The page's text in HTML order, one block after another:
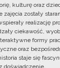
kulturę oraz
zajęcia zostały
realizację
ciekawość,
formy
oraz
staje się
doświadczenie.